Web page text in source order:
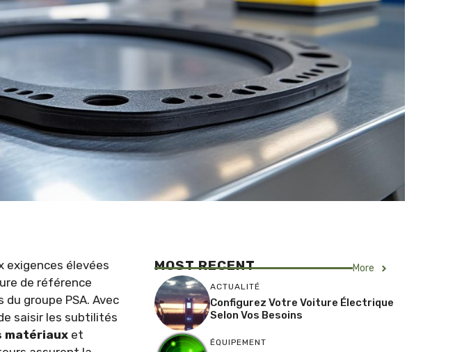
exigences élevées
de référence
groupe PSA. Avec
saisir les subtilités
matériaux et
MOST RECENT More
ACTUALITÉ
Configurez Votre Voiture Électrique
Selon Vos Besoins
ÉQUIPEMENT